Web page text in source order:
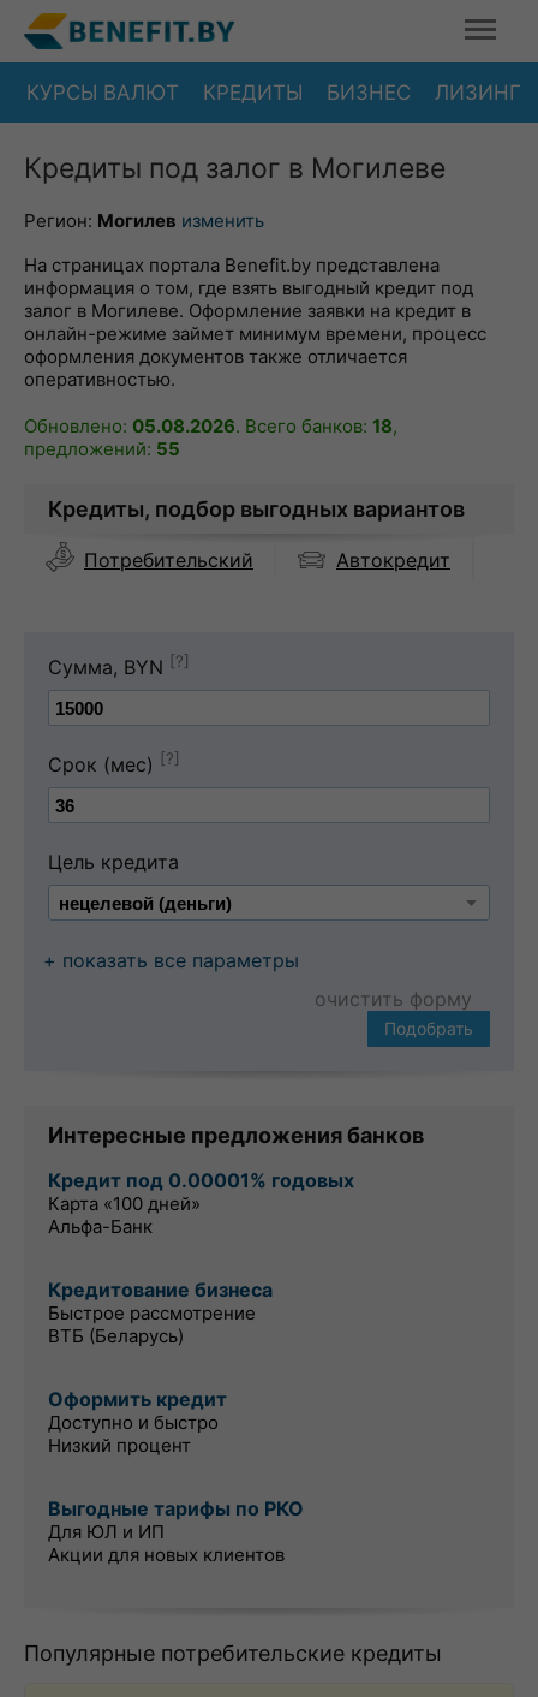
КУРСЫ ВАЛЮТ КРЕДИТЫ БИЗНЕС ЛИЗИНГ
Кредиты под залог в Могилеве
Регион: Могилев изменить
На страницах портала Benefit.by представлена
информация о том, где взять выгодный кредит под
залог в Могилеве. Оформление заявки на кредит в
онлайн-режиме займет минимум времени, процесс
оформления документов также отличается
оперативностью.
Обновлено: 05.08.2026. Всего банков: 18,
предложений: 55
Кредиты, подбор выгодных вариантов
Потребительский Автокредит
Сумма, BYN [?]
Срок (мес) [?]
Цель кредита
+ показать все параметры
очистить форму
Подобрать
Интересные предложения банков
Кредит под 0.00001% годовых
Карта «100 дней»
Альфа-Банк
Кредитование бизнеса
Быстрое рассмотрение
ВТБ (Беларусь)
Оформить кредит
Доступно и быстро
Низкий процент
Выгодные тарифы по РКО
Для ЮЛ и ИП
Акции для новых клиентов
Популярные потребительские кредиты